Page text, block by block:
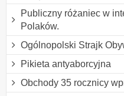
Publiczny różaniec w
Polaków.
Ogólnopolski Strajk
Pikieta antyaborcyjna
Obchody 35 rocznicy